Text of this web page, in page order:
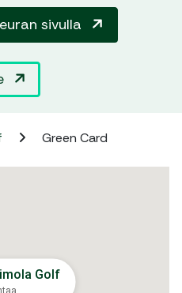
sivulla
Green Card
Golf